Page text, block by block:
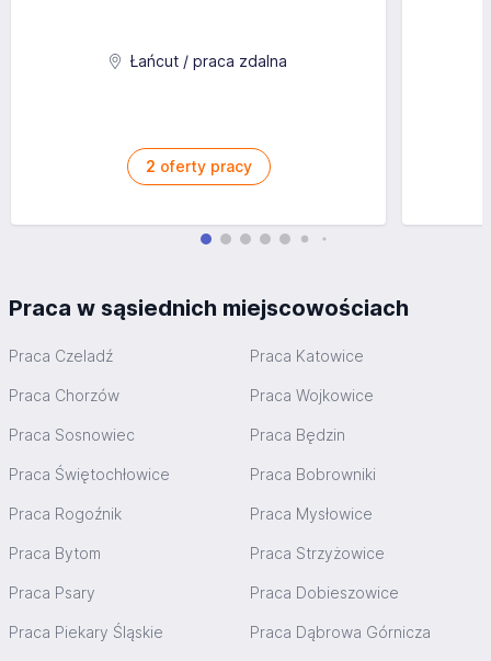
Aplikuj
Łańcut / praca zdalna
2 oferty pracy
Praca w sąsiednich miejscowościach
Praca Czeladź Praca Katowice
Praca Chorzów Praca Wojkowice
Praca Sosnowiec Praca Będzin
Praca Świętochłowice Praca Bobrowniki
Praca Rogoźnik Praca Mysłowice
Praca Bytom Praca Strzyżowice
Praca Psary Praca Dobieszowice
Praca Piekary Śląskie Praca Dąbrowa Górnicza